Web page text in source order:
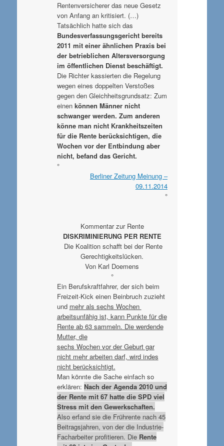
Rentenversicherer das neue Gesetz
von Anfang an kritisiert. (…)
Tatsächlich hatte sich das
Bundesverfassungsgericht bereits
2011 mit einer ähnlichen Praxis bei
der betrieblichen Altersversorgung
im öffentlichen Dienst beschäftigt.
Die Richter kassierten die Regelung
wegen eines doppelten Verstoßes
gegen den Gleichheitsgrundsatz: Zum
einen können Männer nicht
schwanger werden. Zum anderen
könne man nicht Krankheitszeiten
für die Rente berücksichtigen, die
Wochen vor der Entbindung aber
nicht, befand das Gericht.
°
Berliner Zeitung Meinung –
09.11.2014
°
Kommentar zur Rente
DISKRIMINIERUNG PER RENTE
Die Koalition schafft bei der Rente
Gerechtigkeitslücken.
Von Karl Doemens
°
Ein Berufskraftfahrer, der sich beim
Freizeit-Kick einen Beinbruch zuzieht
und mehr als sechs Wochen
arbeitsunfähig ist, kann Punkte für die
Rente ab 63 sammeln. Die werdende
Mutter, die
sechs Wochen vor der Geburt gar
nicht mehr arbeiten darf, wird indes
nicht berücksichtigt.
Man könnte die Sache einfach so
erklären: Nach der Agenda 2010 und
der Rente mit 67 hatte die SPD viel
Stress mit den Gewerkschaften.
Also erfand sie die Frührente nach 45
Beitragsjahren, von der die Industrie-
Facharbeiter profitieren. Die Rente